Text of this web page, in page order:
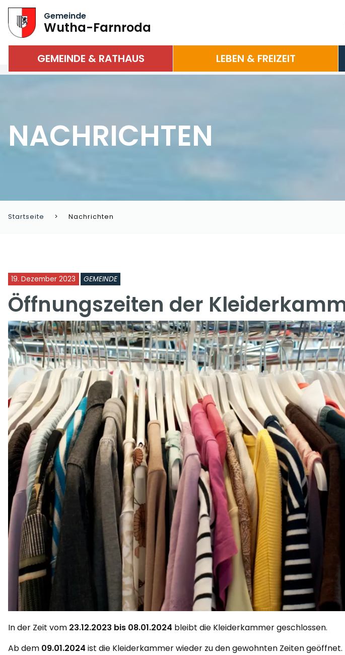
Gemeinde
Wutha-Farnroda
GEMEINDE & RATHAUS LEBEN & FREIZEIT
NACHRICHTEN
Startseite Nachrichten
19. Dezember 2023 GEMEINDE
Öffnungszeiten der
In der Zeit vom 23.12.2023 bis 08.01.2024 bleibt die Kleiderkammer geschlossen.
Ab dem 09.01.2024 ist die Kleiderkammer wieder zu den gewohnten Zeiten geöffnet.